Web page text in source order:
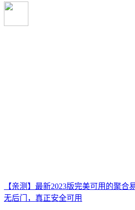
【亲测】最新2023版完美可用的聚合
无后门，真正安全可用